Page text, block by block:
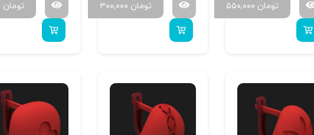
۵۵۰,۰۰۰ تومان ۳۰۰,۰۰۰ تومان تومان